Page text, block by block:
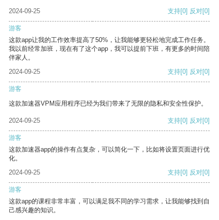
2024-09-25 支持[0] 反对[0]
游客
这款app让我的工作效率提高了50%，让我能够更轻松地完成工作任务。
我以前经常加班，现在有了这个app，我可以提前下班，有更多的时间陪
伴家人。
2024-09-25
支持[0] 反对[0]
游客
这款加速器VPM应用程序已经为我们带来了无限的隐私和安全性保护。
2024-09-25 支持[0] 反对[0]
游客
这款加速器app的操作有点复杂，可以简化一下，比如将设置页面进行优
化。
2024-09-25
支持[0] 反对[0]
游客
这款app的课程非常丰富，可以满足我不同的学习需求，让我能够找到自
己感兴趣的知识。